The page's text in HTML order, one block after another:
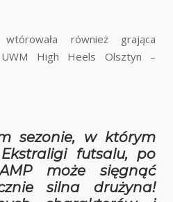
również grająca
High Heels Olsztyn –
sezonie, w którym
futsalu, po
może sięgnąć
silna drużyna!